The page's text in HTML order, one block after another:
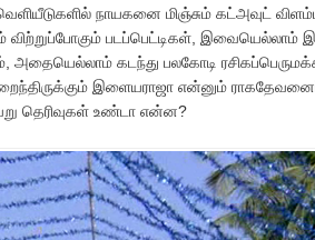
நாயகனை மிஞ்சும் கட்அவுட்
படப்பெட்டிகள், இவையெல்லாம்
அதையெல்லாம் கடந்து பலகோடி
இளையராஜா என்னும்
தெரிவுகள் உண்டா என்ன?